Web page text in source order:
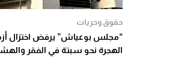
حقوق وحريات
“مجلس بوعياش” يرفض اختزال
الهجرة نحو سبتة في الفقر